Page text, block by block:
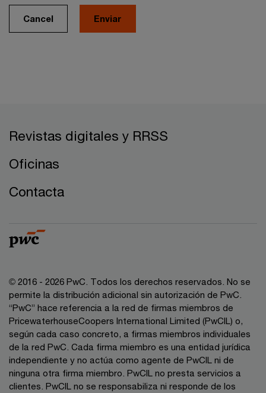
Cancel
Revistas digitales y RRSS
Oficinas
Contacta
© 2016 - 2026 PwC. Todos los derechos reservados. No se
permite la distribución adicional sin autorización de PwC.
“PwC” hace referencia a la red de firmas miembros de
PricewaterhouseCoopers International Limited (PwCIL) o,
según cada caso concreto, a firmas miembros individuales
de la red PwC. Cada firma miembro es una entidad jurídica
independiente y no actúa como agente de PwCIL ni de
ninguna otra firma miembro. PwCIL no presta servicios a
clientes. PwCIL no se responsabiliza ni responde de los